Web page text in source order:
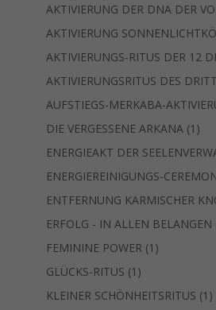
AKTIVIERUNG DER DNA DER
AKTIVIERUNG
AKTIVIERUNGS-RITUS DER 12
AKTIVIERUNGSRITUS DES
AUFSTIEGS-MERKABA-
DIE VERGESSENE ARKANA 1 1
ENERGIEAKT DER
ENERGIEREINIGUNGS-
ENTFERNUNG KARMISCHER
ERFOLG - IN ALLEN BELANGEN
FEMININE POWER 1 1
GLÜCKS-RITUS 1 1
Produkt
KLEINER SCHÖNHEITSRITUS 1 1